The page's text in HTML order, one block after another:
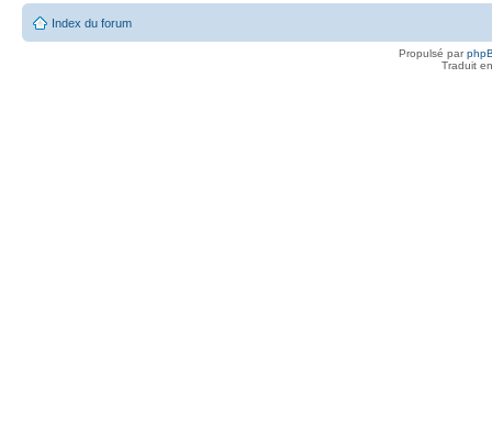
Index du forum
Propulsé par
Traduit